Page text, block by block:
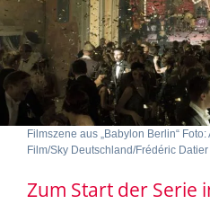
Filmszene aus „Babylon Berlin“
Film/Sky Deutschland/Frédéric Datier
Zum Start der Serie